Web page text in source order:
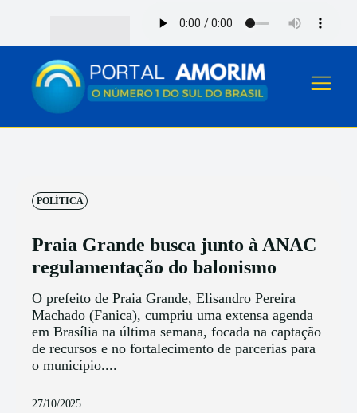
POLÍTICA
Praia Grande busca junto à ANAC
regulamentação do balonismo
O prefeito de Praia Grande, Elisandro Pereira
Machado (Fanica), cumpriu uma extensa agenda
em Brasília na última semana, focada na captação
de recursos e no fortalecimento de parcerias para
o município....
27/10/2025